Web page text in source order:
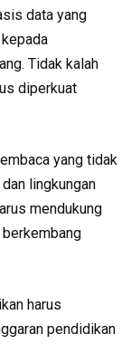
data yang
Tidak kalah
diperkuat
yang tidak
lingkungan
mendukung
harus
pendidikan